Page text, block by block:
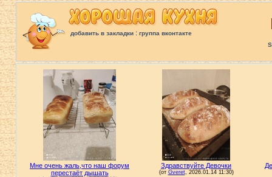
добавить в закладки: группа вконтакте